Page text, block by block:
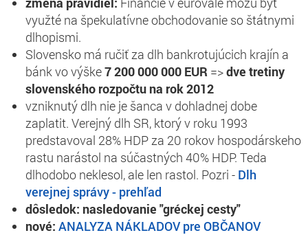
využté na špekulatívne obchodovanie so štátnymi
dlhopismi.
Slovensko má ručiť za dlh bankrotujúcich krajín a
bánk vo výške7 200 000 000 EUR =>dve tretiny
slovenského rozpočtu na rok 2012
vzniknutý dlh nie je šanca v dohladnej dobe
zaplatit. Verejný dlh SR, ktorý v roku 1993
predstavoval 28% HDP za 20 rokov hospodárskeho
rastu narástol na súčastných 40% HDP. Teda
dlhodobo neklesol, ale len rastol. Pozri - Dlh
verejnej správy - prehľad
dôsledok: nasledovanie "gréckej cesty"
nové: ANALYZA NÁKLADOV pre OBČANOV